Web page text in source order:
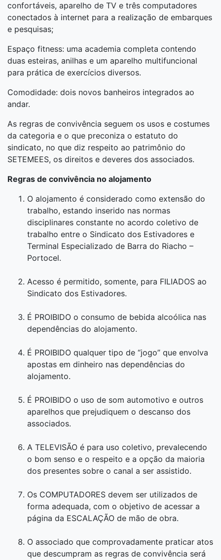
confortáveis, aparelho de TV e três computadores
conectados à internet para a realização de embarques
e pesquisas;
Espaço fitness: uma academia completa contendo
duas esteiras, anilhas e um aparelho multifuncional
para prática de exercícios diversos.
Comodidade: dois novos banheiros integrados ao
andar.
As regras de convivência seguem os usos e costumes
da categoria e o que preconiza o estatuto do
sindicato, no que diz respeito ao patrimônio do
SETEMEES, os direitos e deveres dos associados.
Regras de convivência no alojamento
O alojamento é considerado como extensão do
trabalho, estando inserido nas normas
disciplinares constante no acordo coletivo de
trabalho entre o Sindicato dos Estivadores e
Terminal Especializado de Barra do Riacho –
Portocel.
Acesso é permitido, somente, para FILIADOS ao
Sindicato dos Estivadores.
É PROIBIDO o consumo de bebida alcoólica nas
dependências do alojamento.
É PROIBIDO qualquer tipo de “jogo” que envolva
apostas em dinheiro nas dependências do
alojamento.
É PROIBIDO o uso de som automotivo e outros
aparelhos que prejudiquem o descanso dos
associados.
A TELEVISÃO é para uso coletivo, prevalecendo
o bom senso e o respeito e a opção da maioria
dos presentes sobre o canal a ser assistido.
Os COMPUTADORES devem ser utilizados de
forma adequada, com o objetivo de acessar a
página da ESCALAÇÃO de mão de obra.
O associado que comprovadamente praticar atos
que descumpram as regras de convivência será